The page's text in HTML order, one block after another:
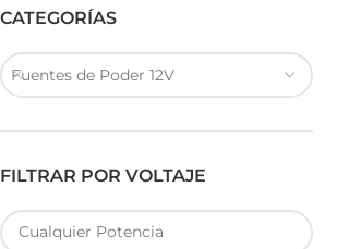
Riel Magnético
Fuente de Poder SMART
CATEGORÍAS
Fuentes de Poder 12V
FILTRAR POR VOLTAJE